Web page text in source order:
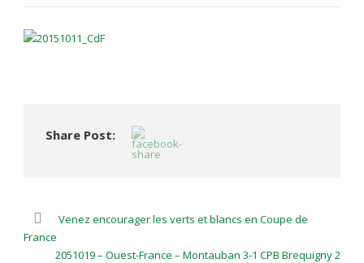
Share Post:
Venez encourager les verts et blancs en Coupe de
France
2051019 – Ouest-France – Montauban 3-1 CPB Brequigny 2